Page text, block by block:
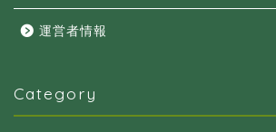
運営者情報
Category